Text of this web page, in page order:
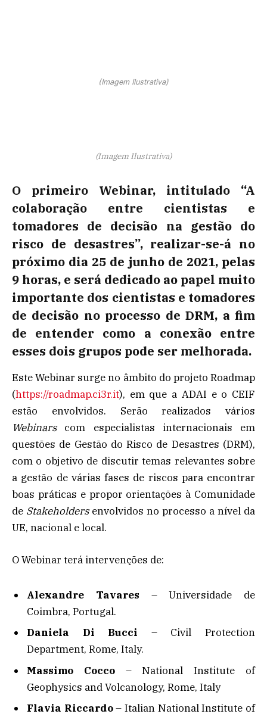
(Imagem Ilustrativa)
(Imagem Ilustrativa)
O primeiro Webinar, intitulado “A
colaboração entre cientistas e
tomadores de decisão na gestão do
risco de desastres”, realizar-se-á no
próximo dia 25 de junhode 2021, pelas
9 horas, e será dedicado ao papel muito
importante dos cientistas e tomadores
de decisão no processo de DRM, a fim
de entender como a conexão entre
esses dois grupos pode ser melhorada.
Este Webinar surge no âmbito do projeto Roadmap
(https://roadmap.ci3r.it), em que a ADAI e o CEIF
estão envolvidos. Serão realizados vários
Webinarscom especialistas internacionais em
questões de Gestão do Risco de Desastres (DRM),
com o objetivo de discutir temas relevantes sobre
a gestão de várias fases de riscos para encontrar
boas práticas e propor orientações à Comunidade
de Stakeholdersenvolvidos no processo a nível da
UE, nacional e local.
O Webinar terá intervenções de:
Alexandre Tavares – Universidade de
Coimbra, Portugal.
Daniela Di Bucci – Civil Protection
Department, Rome, Italy.
Massimo Cocco– National Institute of
Geophysics and Volcanology, Rome, Italy
Flavia Riccardo– Italian National Institute of